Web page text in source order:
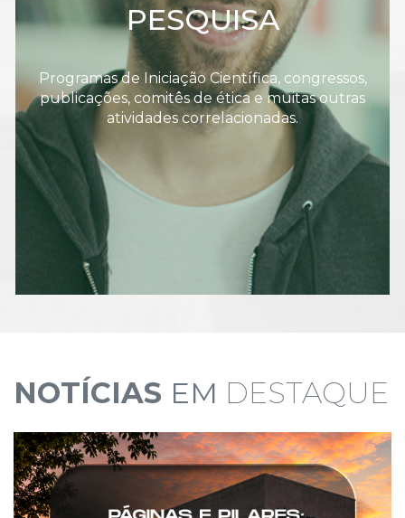
PESQUISA
Programas de Iniciação Científica, congressos,
publicações, comitês de ética e muitas outras
atividades correlacionadas.
NOTÍCIAS EM DESTAQUE